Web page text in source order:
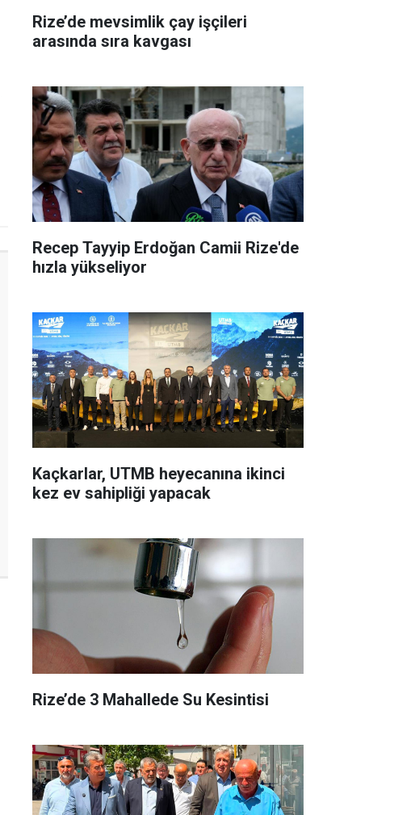
Rize’de mevsimlik çay işçileri
arasında sıra kavgası
Recep Tayyip Erdoğan Camii Rize'de
hızla yükseliyor
Kaçkarlar, UTMB heyecanına ikinci
kez ev sahipliği yapacak
Rize’de 3 Mahallede Su Kesintisi